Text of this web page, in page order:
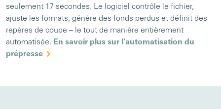
seulement 17 secondes. Le logiciel contrôle le fichier,
ajuste les formats, génère des fonds perdus et définit des
repères de coupe – le tout de manière entièrement
automatisée. En savoir plus sur l’automatisation du
prépresse